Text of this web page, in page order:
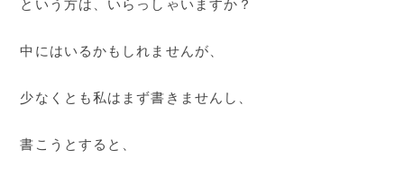
という方は、いらっしゃいますか？
中にはいるかもしれませんが、
少なくとも私はまず書きませんし、
書こうとすると、